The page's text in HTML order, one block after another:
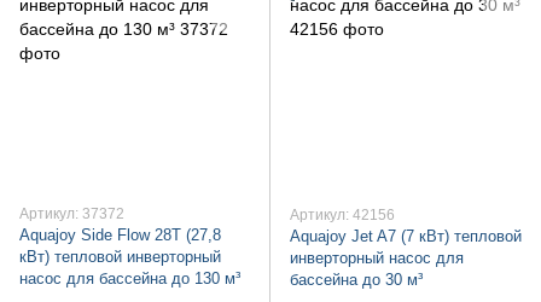
Артикул: 37372
Aquajoy Side Flow 28T (27,8
кВт) тепловой инверторный
насос для бассейна до 130 м³
Артикул: 42156
Aquajoy Jet A7 (7 кВт) тепловой
инверторный насос для
бассейна до 30 м³